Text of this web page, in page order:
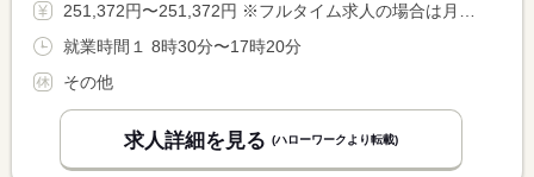
251,372円〜251,372円 ※フルタイム求人の場合は月額（換算額）、パート求人の場合は時間額を表示しています。
就業時間１ 8時30分〜17時20分
その他
求人詳細を見る (ハローワークより転載)